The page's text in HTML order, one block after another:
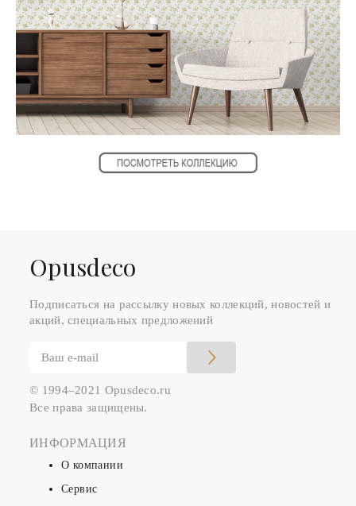
Оpusdeco
Подписаться на рассылку новых коллекций, новостей и
акций, специальных предложений
© 1994–2021 Opusdeco.ru
Все права защищены.
ИНФОРМАЦИЯ
О компании
Сервис